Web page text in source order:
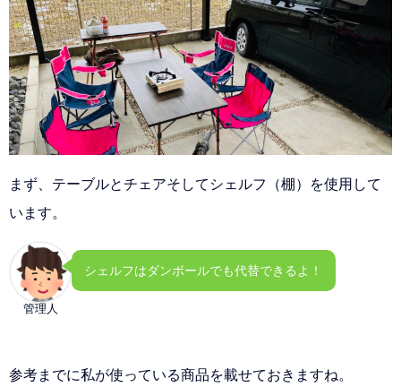
まず、テーブルとチェアそしてシェルフ（棚）を使用して
います。
管理人
シェルフはダンボールでも代替できるよ！
参考までに私が使っている商品を載せておきますね。